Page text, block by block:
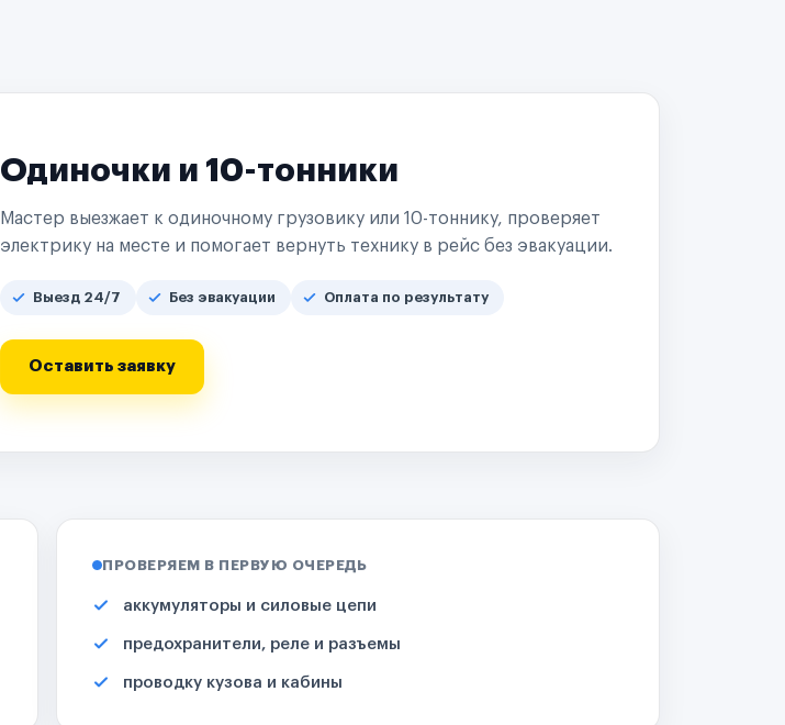
Одиночки и 10-тонники
Мастер выезжает к одиночному грузовику или 10-тоннику, проверяет
электрику на месте и помогает вернуть технику в рейс без эвакуации.
Выезд 24/7 Без эвакуации Оплата по результату
Оставить заявку
ПРОВЕРЯЕМ В ПЕРВУЮ ОЧЕРЕДЬ
аккумуляторы и силовые цепи
предохранители, реле и разъемы
проводку кузова и кабины